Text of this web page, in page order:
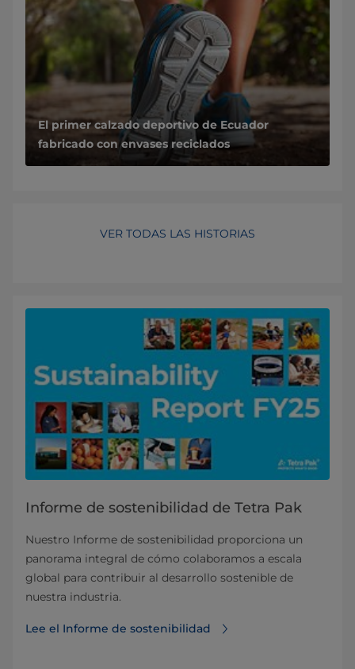
El primer calzado deportivo de Ecuador
fabricado con envases reciclados
VER TODAS LAS HISTORIAS
Informe de sostenibilidad de Tetra Pak
Nuestro Informe de sostenibilidad proporciona un
panorama integral de cómo colaboramos a escala
global para contribuir al desarrollo sostenible de
nuestra industria.
Lee el Informe de sostenibilidad